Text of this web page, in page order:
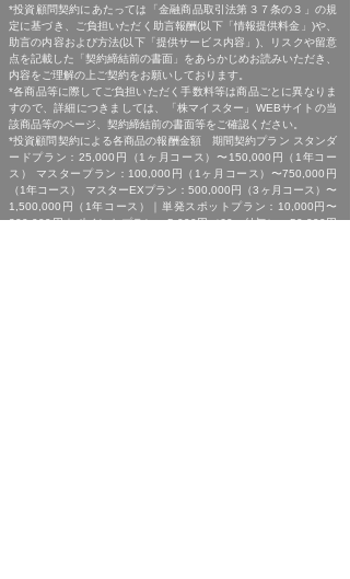
*投資顧問契約にあたっては「金融商品取引法第３７条の３」の規
定に基づき、ご負担いただく助言報酬(以下「情報提供料金」)や、
助言の内容および方法(以下「提供サービス内容」)、リスクや留意
点を記載した「契約締結前の書面」をあらかじめお読みいただき、
内容をご理解の上ご契約をお願いしております。
*各商品等に際してご負担いただく手数料等は商品ごとに異なりま
すので、詳細につきましては、「株マイスター」WEBサイトの当
該商品等のページ、契約締結前の書面等をご確認ください。
*投資顧問契約による各商品の報酬金額 期間契約プラン スタンダ
ードプラン：25,000円（1ヶ月コース）〜150,000円（1年コー
ス） マスタープラン：100,000円（1ヶ月コース）〜750,000円
（1年コース） マスターEXプラン：500,000円（3ヶ月コース）〜
1,500,000円（1年コース）｜単発スポットプラン：10,000円〜
300,000円｜ポイントプラン：5,000円（60pt付与）〜50,000円